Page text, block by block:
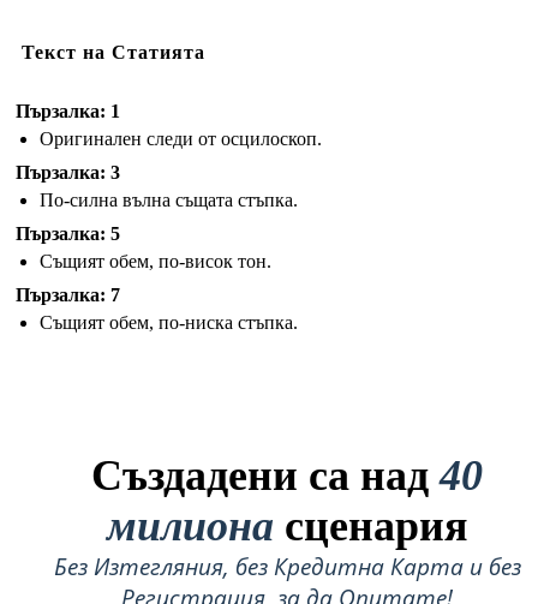
Текст на Статията
Пързалка: 1
Оригинален следи от осцилоскоп.
Пързалка: 3
По-силна вълна същата стъпка.
Пързалка: 5
Същият обем, по-висок тон.
Пързалка: 7
Същият обем, по-ниска стъпка.
Създадени са над40
милиона сценария
Без Изтегляния, без Кредитна Карта и без